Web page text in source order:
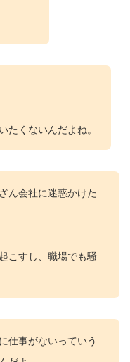
たくないんだよね。
ん会社に迷惑かけた
こすし、職場でも騒
仕事がないっていう